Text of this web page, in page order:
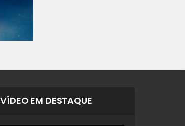
VÍDEO EM DESTAQUE